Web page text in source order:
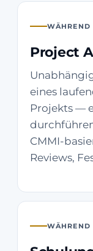
WÄHREND
Project
eines
Projekts —
CMMI-
Reviews,
WÄHREND